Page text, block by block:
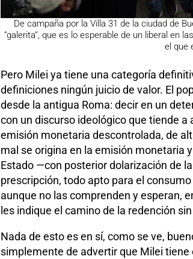
De campaña por la Villa 31 de la ciudad de
“galerita”, que es lo esperable de un liberal en
el que
Pero Milei ya tiene una categoría
definiciones ningún juicio de valor. El
desde la antigua Roma: decir en un
con un discurso ideológico que tiende
emisión monetaria descontrolada, de
mal se origina en la emisión monetaria
Estado —con posterior dolarización de
prescripción, todo apto para el
aunque no las comprenden y esperan,
les indique el camino de la redención
Nada de esto es en sí, como se ve,
simplemente de advertir que Milei